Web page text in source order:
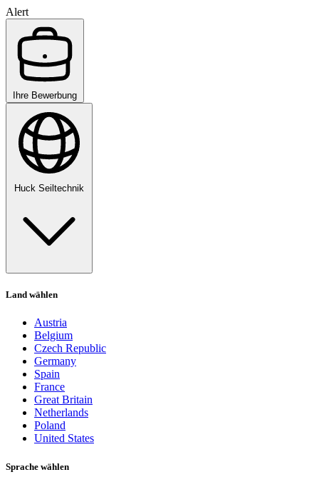
Alert
Ihre Bewerbung
Huck Seiltechnik
Land wählen
Austria
Belgium
Czech Republic
Germany
Spain
France
Great Britain
Netherlands
Poland
United States
Sprache wählen